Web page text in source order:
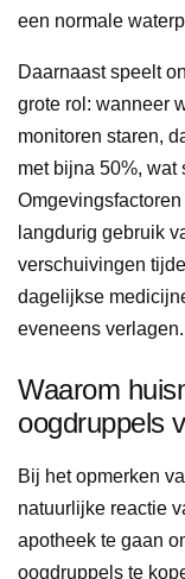
een normale
Daarnaast speelt
grote rol: wanneer
monitoren staren,
met bijna 50%, wat
langdurig gebruik
verschuivingen
dagelijkse
eveneens verlagen.
Waarom
oogdruppels
Bij het opmerken
natuurlijke reactie
apotheek te gaan
oogdruppels te